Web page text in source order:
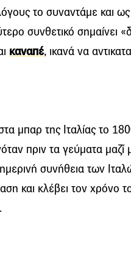
το συναντάμε και
συνθετικό σημαίνει
καναπέ, ικανά να
μπαρ της Ιταλίας το
πριν τα γεύματα μαζί
συνήθεια των
και κλέβει τον χρόνο